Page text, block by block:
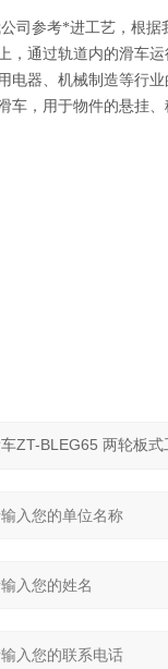
司参考*进工艺，根
，通过轨道内的滑车运
电器、机械制造等行
车，用于物件的悬挂、